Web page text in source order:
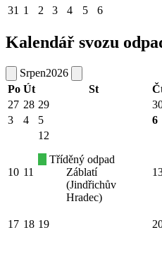
31 1 2 3 4 5 6
Kalendář svozu
Srpen2026
Po Út St
27 28 29
3
4 5 6
10 11
12
Tříděný odpad
Záblatí
(Jindřichův
Hradec)
17 18 19